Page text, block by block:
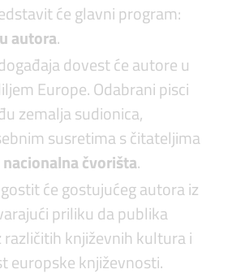
će glavni program:
autora.
dovest će autore u
Europe. Odabrani pisci
zemalja sudionica,
susretima s čitateljima
nacionalna čvorišta.
će gostujućeg autora iz
priliku da publika
književnih kultura i
europske književnosti.